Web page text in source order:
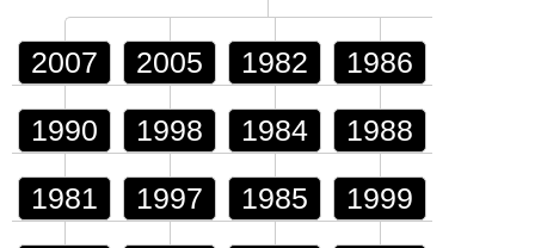
2007 2005 1982 1986
1990 1998 1984 1988
1981 1997 1985 1999